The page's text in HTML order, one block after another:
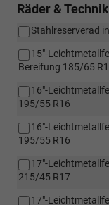
Räder & Technik
Stahlreserverad
15"-
Bereifung 185/65
16"-
195/55 R16
16"-
195/55 R16
17"-
215/45 R17
17"-